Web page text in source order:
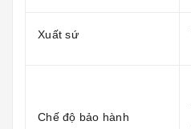
Xuất sứ
Chế độ bảo hành